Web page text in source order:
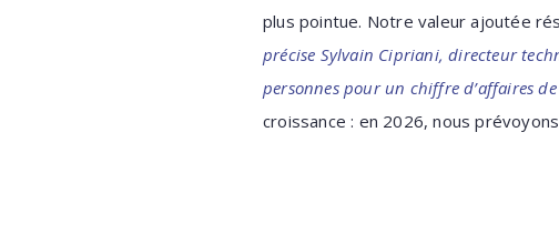
plus pointue. Notre valeur ajoutée
précise Sylvain Cipriani, directeur
personnes pour un chiffre d’affaires
croissance : en 2026, nous